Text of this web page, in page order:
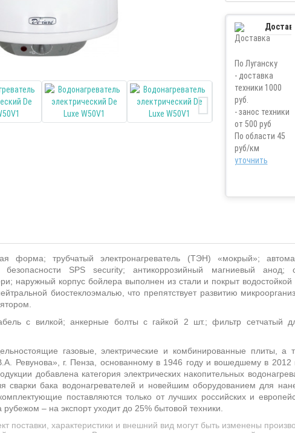
По Луганску
- доставка
техники 1000
руб.
- занос техники
от 500 руб
По области 45
руб/км
уточнить
форма; трубчатый электронагреватель (ТЭН) «мокрый»;
SPS security; антикоррозийный магниевый анод;
наружный корпус бойлера выполнен из стали и покрыт водостойкой
биостеклоэмалью, что препятствует развитию
с вилкой; анкерные болты с гайкой 2 шт.; фильтр сетчатый
газовые, электрические и комбинированные плиты, а
Ревунова», г. Пенза, основанному в 1946 году и вошедшему в 2012
добавлена категория электрических накопительных
бака водонагревателей и новейшим оборудованием для
поставляются только от лучших российских и
– на экспорт уходит до 25% бытовой техники.
характеристики и внешний вид могут быть изменены